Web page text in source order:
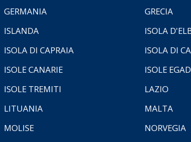
GERMANIA GRECIA
ISLANDA ISOLA
ISOLA DI CAPRAIA ISOLA DI
ISOLE CANARIE ISOLE
ISOLE TREMITI LAZIO
LITUANIA MALTA
MOLISE NORVEGIA